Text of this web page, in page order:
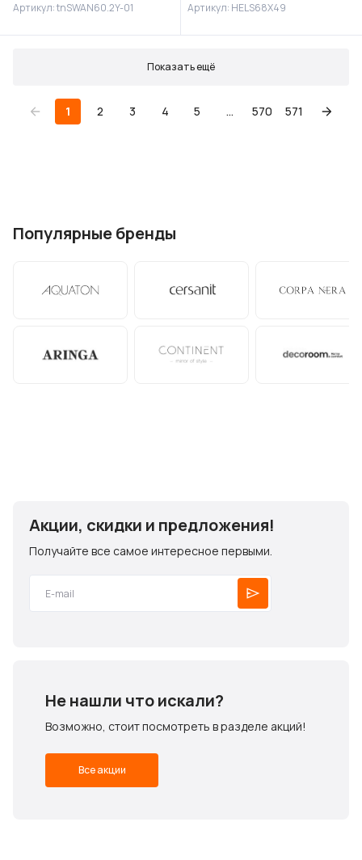
Артикул: tnSWAN60.2Y-01 Артикул: HELS68X49
Показать ещё
1 2 3 4 5 ... 570 571
Популярные бренды
Акции, скидки и предложения!
Получайте все самое интересное первыми.
Не нашли что искали?
Возможно, стоит посмотреть в разделе акций!
Все акции